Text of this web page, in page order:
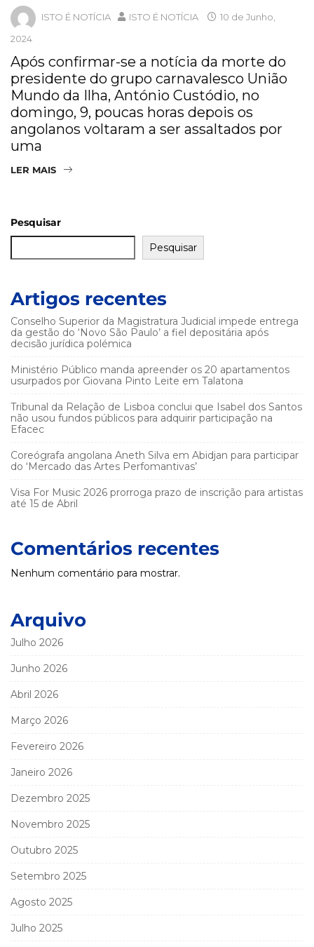
ISTO É NOTÍCIA ISTO É NOTÍCIA
10 de Junho,
2024
Após confirmar-se a notícia da morte do
presidente do grupo carnavalesco União
Mundo da Ilha, António Custódio, no
domingo, 9, poucas horas depois os
angolanos voltaram a ser assaltados por
uma
LER MAIS
Pesquisar
Pesquisar
Artigos recentes
Conselho Superior da Magistratura Judicial impede entrega
da gestão do ‘Novo São Paulo’ a fiel depositária após
decisão jurídica polémica
Ministério Público manda apreender os 20 apartamentos
usurpados por Giovana Pinto Leite em Talatona
Tribunal da Relação de Lisboa conclui que Isabel dos Santos
não usou fundos públicos para adquirir participação na
Efacec
Coreógrafa angolana Aneth Silva em Abidjan para participar
do ‘Mercado das Artes Perfomantivas’
Visa For Music 2026 prorroga prazo de inscrição para artistas
até 15 de Abril
Comentários recentes
Nenhum comentário para mostrar.
Arquivo
Julho 2026
Junho 2026
Abril 2026
Março 2026
Fevereiro 2026
Janeiro 2026
Dezembro 2025
Novembro 2025
Outubro 2025
Setembro 2025
Agosto 2025
Julho 2025